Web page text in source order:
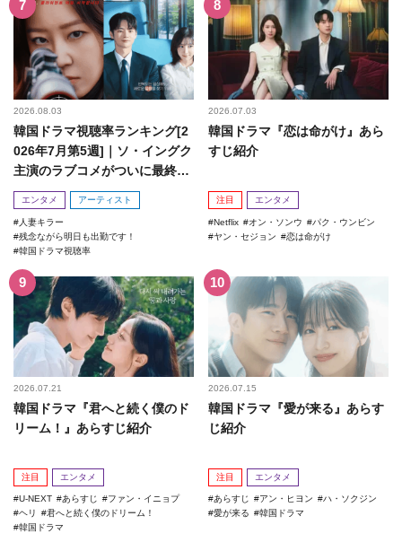
2026.08.03
韓国ドラマ視聴率ランキング[2
026年7月第5週]｜ソ・イングク
主演のラブコメがついに最終
回！
エンタメ アーティスト
人妻キラー
残念ながら明日も出勤です！
韓国ドラマ視聴率
2026.07.03
韓国ドラマ『恋は命がけ』あら
すじ紹介
注目 エンタメ
Netflix オン・ソンウ
パク・ウンビン
ヤン・セジョン
恋は命がけ
2026.07.21
韓国ドラマ『君へと続く僕のド
リーム！』あらすじ紹介
注目 エンタメ
U-NEXT あらすじ
ファン・イニョプ
ヘリ
君へと続く僕のドリーム！
韓国ドラマ
2026.07.15
韓国ドラマ『愛が来る』あらす
じ紹介
注目 エンタメ
あらすじ アン・ヒヨン
ハ・ソクジン
愛が来る
韓国ドラマ